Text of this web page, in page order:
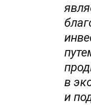
в
и